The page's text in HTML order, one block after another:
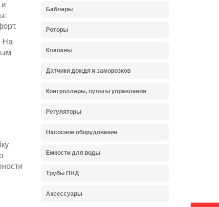
На
Баблеры
Роторы
Клапаны
Датчики дождя и заморозков
Контроллеры, пульты управления
Регуляторы
Насосное оборудование
Емкости для воды
Трубы ПНД
Аксессуары